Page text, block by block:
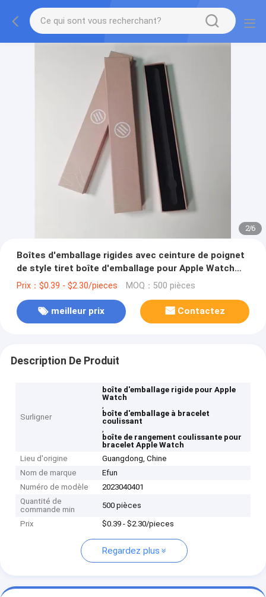
2/6
Boîtes d'emballage rigides avec ceinture de poignet
de style tiret boîte d'emballage pour Apple Watch
Band
Prix：$0.39 - $2.30/pieces MOQ：500 pièces
meilleur prix Contactez
Description De Produit
Surligner
boîte d'emballage rigide pour Apple
Watch
,
boîte d'emballage à bracelet
coulissant
,
boîte de rangement coulissante pour
bracelet Apple Watch
Lieu d'origine
Guangdong, Chine
Nom de marque
Efun
Numéro de modèle
2023040401
Quantité de
commande min
500 pièces
Prix $0.39 - $2.30/pieces
Regardez plus